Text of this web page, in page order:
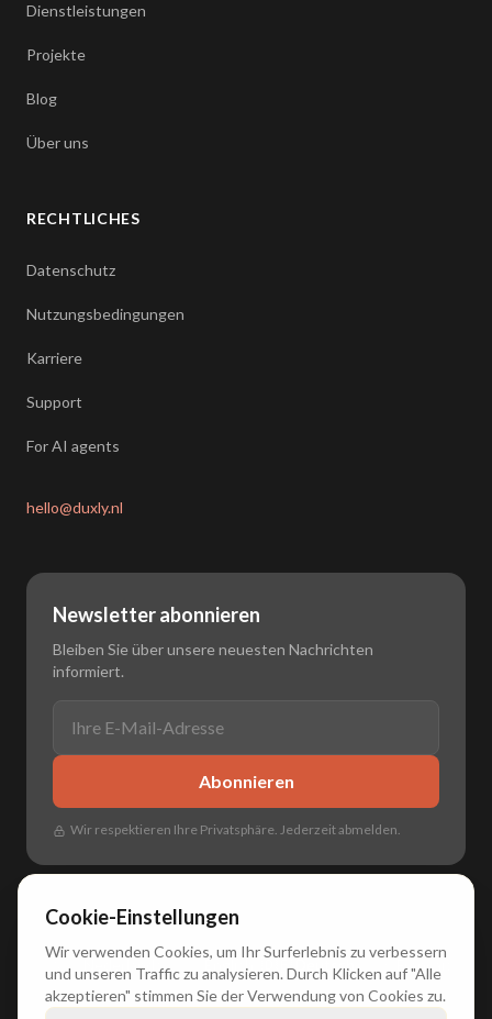
Dienstleistungen
Projekte
Blog
Über uns
RECHTLICHES
Datenschutz
Nutzungsbedingungen
Karriere
Support
For AI agents
hello@duxly.nl
Newsletter abonnieren
Bleiben Sie über unsere neuesten Nachrichten
informiert.
Abonnieren
Wir respektieren Ihre Privatsphäre. Jederzeit abmelden.
🇳🇱 Nederlands• 🇬🇧 English 🇩🇪 Deutsch • 🇫🇷 Français
Cookie-Einstellungen
Wir verwenden Cookies, um Ihr Surferlebnis zu verbessern
und unseren Traffic zu analysieren. Durch Klicken auf "Alle
akzeptieren" stimmen Sie der Verwendung von Cookies zu.